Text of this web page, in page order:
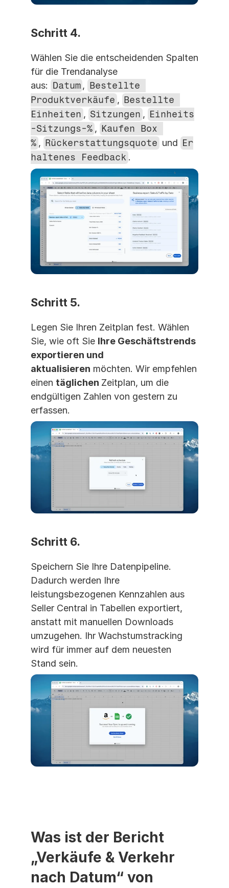
Schritt 4.
Wählen Sie die entscheidenden Spalten
für die Trendanalyse
aus: Datum , Bestellte
Produktverkäufe , Bestellte
Einheiten , Sitzungen , Einheits
-Sitzungs-% , Kaufen Box
% , Rückerstattungsquote und Er
haltenes Feedback .
Schritt 5.
Legen Sie Ihren Zeitplan fest. Wählen
Sie, wie oft Sie Ihre Geschäftstrends
exportieren und
aktualisieren möchten. Wir empfehlen
einen täglichen Zeitplan, um die
endgültigen Zahlen von gestern zu
erfassen.
Schritt 6.
Speichern Sie Ihre Datenpipeline.
Dadurch werden Ihre
leistungsbezogenen Kennzahlen aus
Seller Central in Tabellen exportiert,
anstatt mit manuellen Downloads
umzugehen. Ihr Wachstumstracking
wird für immer auf dem neuesten
Stand sein.
Was ist der Bericht
„Verkäufe & Verkehr
nach Datum“ von